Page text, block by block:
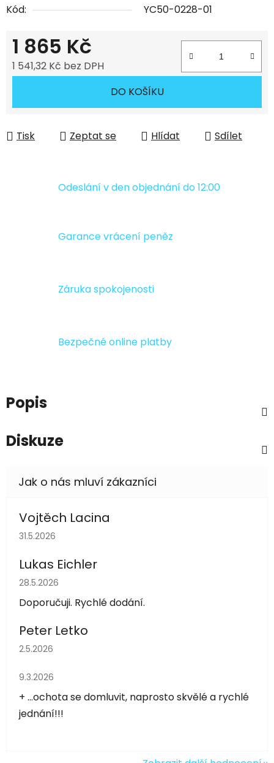
Kód:
YC50-0228-01
1 865 Kč
1 541,32 Kč bez DPH
DO KOŠÍKU
Tisk Zeptat se Hlídat Sdílet
Odeslání v den objednání do 12:00
Garance vrácení peněz
Záruka spokojenosti
Bezpečné online platby
Popis
Diskuze
Vojtěch Lacina
Hodnocení obchodu je 5 z 5 hvězdiček.
31.5.2026
Lukas Eichler
Hodnocení obchodu je 5 z 5 hvězdiček.
28.5.2026
Doporučuji. Rychlé dodání.
Peter Letko
Hodnocení obchodu je 5 z 5 hvězdiček.
2.5.2026
Hodnocení obchodu je 5 z 5 hvězdiček.
9.3.2026
+ ...ochota se domluvit, naprosto skvělé a rychlé
jednání!!!